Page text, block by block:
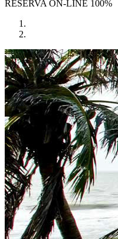
RESERVA ON-LINE 100%